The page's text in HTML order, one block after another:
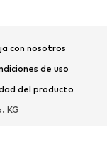
casa
con nosotros
de uso
del producto
KG